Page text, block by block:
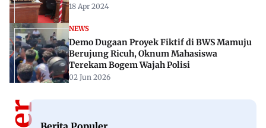
18 Apr 2024
NEWS
Demo Dugaan Proyek Fiktif di BWS Mamuju
Berujung Ricuh, Oknum Mahasiswa
Terekam Bogem Wajah Polisi
02 Jun 2026